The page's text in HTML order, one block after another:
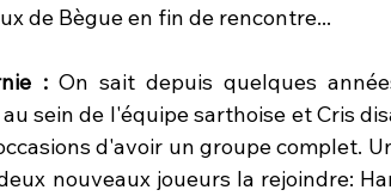
de Bègue en fin de rencontre...
: On sait depuis quelques
sein de l'équipe sarthoise et Cris
d'avoir un groupe complet.
nouveaux joueurs la rejoindre: